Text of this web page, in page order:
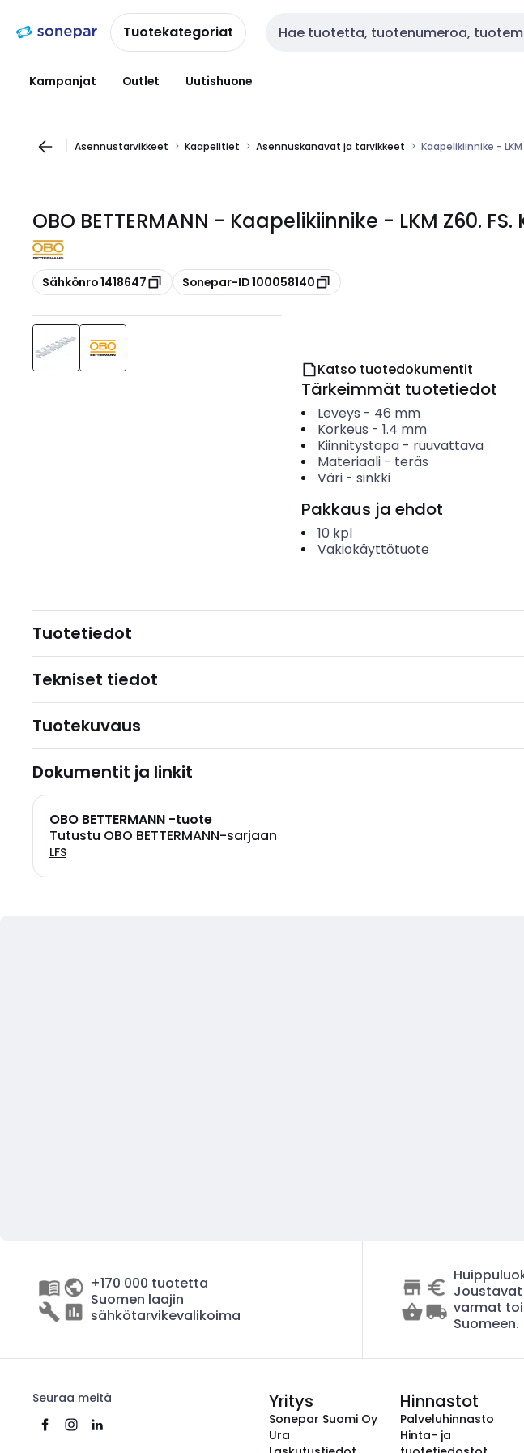
navigointiinsisältöönTuotekategoriat Haku
Kampanjat Outlet Uutishuone
Asennustarvikkeet Kaapelitiet Asennuskanavat ja tarvikkeet Kaapelikiinnike - LKM
OBO BETTERMANN - Kaapelikiinnike - LKM Z60. FS.
Kopioi
Sähkönro 1418647 Kopioi
Sonepar-ID 100058140
Katso tuotedokumentit
Tärkeimmät tuotetiedot
Leveys - 46 mm
Korkeus - 1.4 mm
Kiinnitystapa- ruuvattava
Materiaali- teräs
Väri- sinkki
Pakkaus ja ehdot
10 kpl
Vakiokäyttötuote
Tuotetiedot
Tekniset tiedot
Tuotekuvaus
Dokumentit ja linkit
OBO BETTERMANN -tuote
Tutustu OBO BETTERMANN-sarjaan
LFS
+170 000 tuotetta
Suomen laajin
sähkötarvikevalikoima
varmat
Suomeen.
Seuraa meitä Yritys
Sonepar Suomi Oy
Ura
Hinnastot
Palveluhinnasto
Hinta- ja